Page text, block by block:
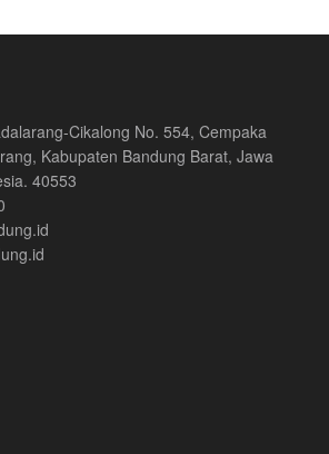
Cikalong No. 554, Cempaka
Kabupaten Bandung Barat, Jawa
40553